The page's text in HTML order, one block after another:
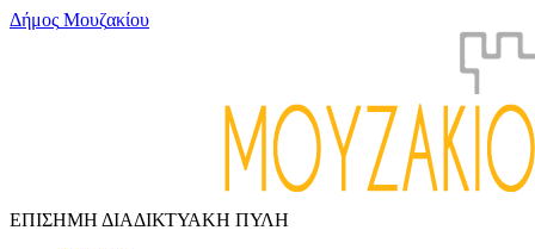
Δήμος Μουζακίου
ΕΠΙΣΗΜΗ ΔΙΑΔΙΚΤΥΑΚΗ ΠΥΛΗ